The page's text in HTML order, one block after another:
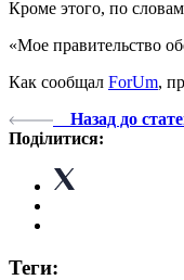
Кроме этого, по
«Мое правительство
Как сообщал ForUm,
Назад до
Поділитися:
Теги: